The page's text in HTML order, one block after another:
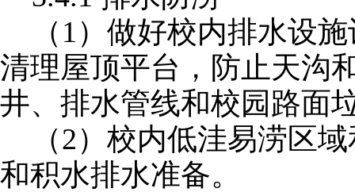
（ 1）做好校内排水设
清理屋顶平台，防止天沟
井、排水管线和校园路面
（2）校内低洼易涝区
和积水排水准备。